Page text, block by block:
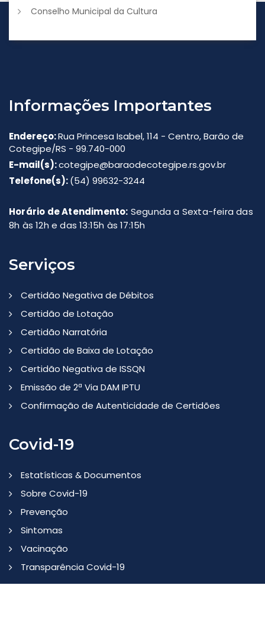
Conselho Municipal da Cultura
Informações Importantes
Endereço:Rua Princesa Isabel, 114 - Centro, Barão de
Cotegipe/RS - 99.740-000
E-mail(s):cotegipe@baraodecotegipe.rs.gov.br
Telefone(s):(54) 99632-3244
Horário de Atendimento: Segunda a Sexta-feira das
8h às 12h e das 13:15h às 17:15h
Serviços
Certidão Negativa de Débitos
Certidão de Lotação
Certidão Narratória
Certidão de Baixa de Lotação
Certidão Negativa de ISSQN
Emissão de 2ª Via DAM IPTU
Confirmação de Autenticidade de Certidões
Covid-19
Estatísticas & Documentos
Sobre Covid-19
Prevenção
Sintomas
Vacinação
Transparência Covid-19